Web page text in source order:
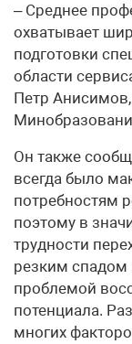
– Среднее
охватывает
подготовки
области
Петр
Он также
всегда было
потребностям
поэтому в
трудности
резким спадом
проблемой
потенциала.
многих